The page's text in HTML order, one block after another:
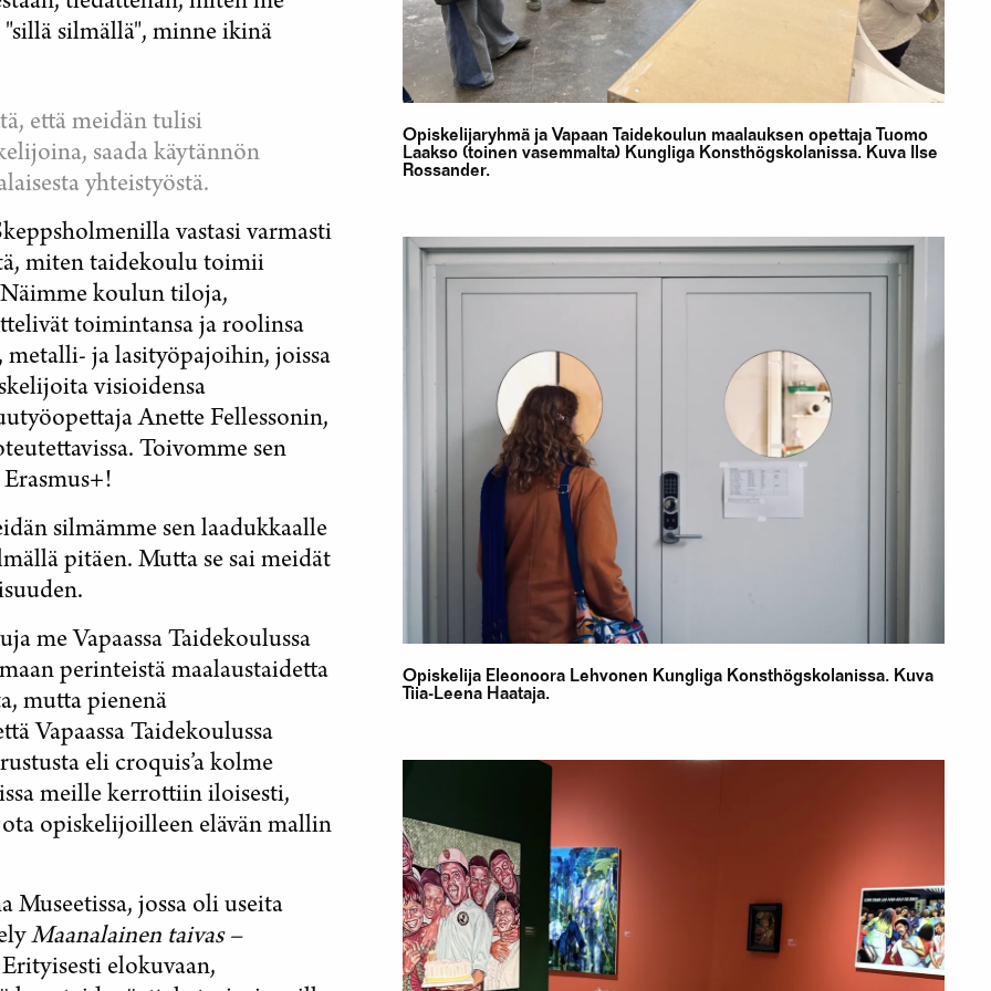
silmällä", minne ikinä
että meidän tulisi
saada käytännön
yhteistyöstä.
vastasi varmasti
miten taidekoulu toimii
Näimme koulun tiloja,
toimintansa ja roolinsa
ja lasityöpajoihin, joissa
visioidensa
Anette Fellessonin,
Toivomme sen
silmämme sen laadukkaalle
pitäen. Mutta se sai meidät
me Vapaassa Taidekoulussa
perinteistä maalaustaidetta
mutta pienenä
Vapaassa Taidekoulussa
eli croquis’a kolme
meille kerrottiin iloisesti,
opiskelijoilleen elävän mallin
jossa oli useita
Maanalainen taivas –
Erityisesti elokuvaan,
Opiskelijaryhmä ja Vapaan Taidekoulun maalauksen opettaja Tuomo
Laakso (toinen vasemmalta) Kungliga Konsthögskolanissa. Kuva Ilse
Rossander.
Opiskelija Eleonoora Lehvonen Kungliga Konsthögskolanissa. Kuva
Tiia-Leena Haataja.